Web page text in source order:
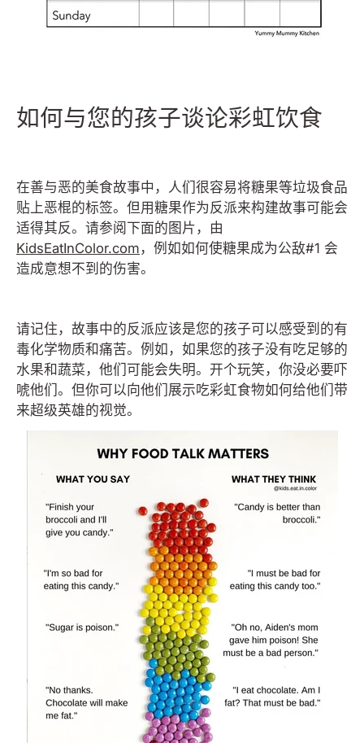
如何与您的孩子谈论彩虹饮食
在善与恶的美食故事中，人们很容易将糖果等垃圾食品
贴上恶棍的标签。但用糖果作为反派来构建故事可能会
适得其反。请参阅下面的图片，由
KidsEatInColor.com ，例如如何使糖果成为公敌#1 会
造成意想不到的伤害。
请记住，故事中的反派应该是您的孩子可以感受到的有
毒化学物质和痛苦。例如，如果您的孩子没有吃足够的
水果和蔬菜，他们可能会失明。开个玩笑，你没必要吓
唬他们。但你可以向他们展示吃彩虹食物如何给他们带
来超级英雄的视觉。